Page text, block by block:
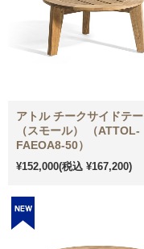
アトル チークサイドテ
（スモール） （ATTOL-
FAEOA8-50）
¥152,000(税込 ¥167,200)